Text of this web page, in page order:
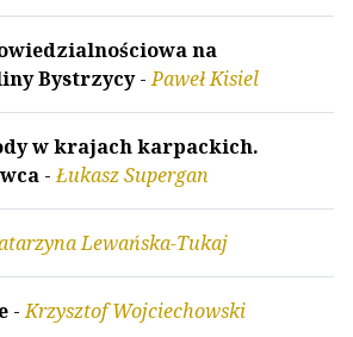
na
Bystrzycy-Paweł Kisiel
w krajach karpackich.
-Łukasz Supergan
Lewańska-Tukaj
-Krzysztof Wojciechowski